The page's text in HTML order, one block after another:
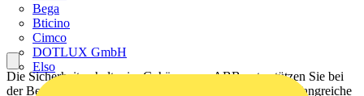
Bega
Bticino
Cimco
DOTLUX GmbH
Elso
Die Sicherheitsschalter im Gehäuse von ABB unterstützen Sie bei
der Bereitstellung eines sicheren Arbeitsumfelds. Das umfangreiche